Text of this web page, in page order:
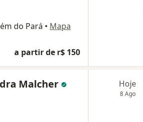
do Pará • Mapa
a partir de r$ 150
Malcher Hoje
8 Ago